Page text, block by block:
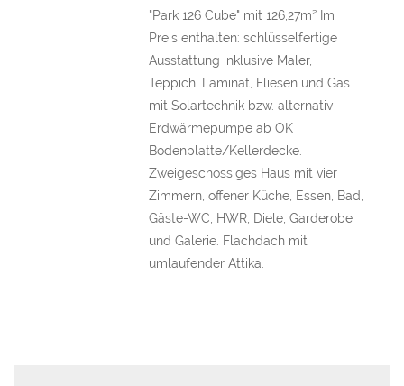
"Park 126 Cube" mit 126,27m² Im
Preis enthalten: schlüsselfertige
Ausstattung inklusive Maler,
Teppich, Laminat, Fliesen und Gas
mit Solartechnik bzw. alternativ
Erdwärmepumpe ab OK
Bodenplatte/Kellerdecke.
Zweigeschossiges Haus mit vier
Zimmern, offener Küche, Essen, Bad,
Gäste-WC, HWR, Diele, Garderobe
und Galerie. Flachdach mit
umlaufender Attika.